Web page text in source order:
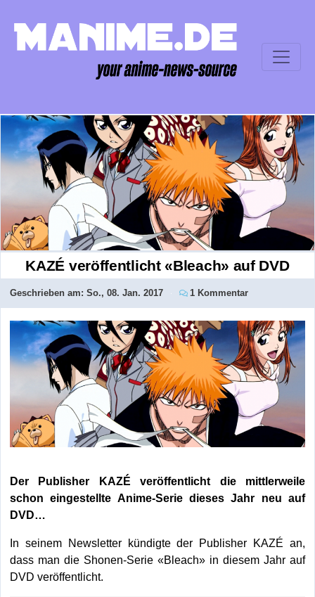
KAZÉ veröffentlicht «Bleach» auf DVD
Geschrieben am: So., 08. Jan. 2017 1 Kommentar
Der Publisher KAZÉ veröffentlicht die mittlerweile
schon eingestellte Anime-Serie dieses Jahr neu auf
DVD…
In seinem Newsletter kündigte der Publisher KAZÉ an,
dass man die Shonen-Serie «Bleach» in diesem Jahr auf
DVD veröffentlicht.